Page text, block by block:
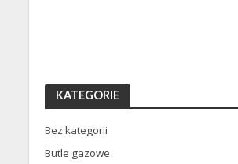
KATEGORIE
Bez kategorii
Butle gazowe